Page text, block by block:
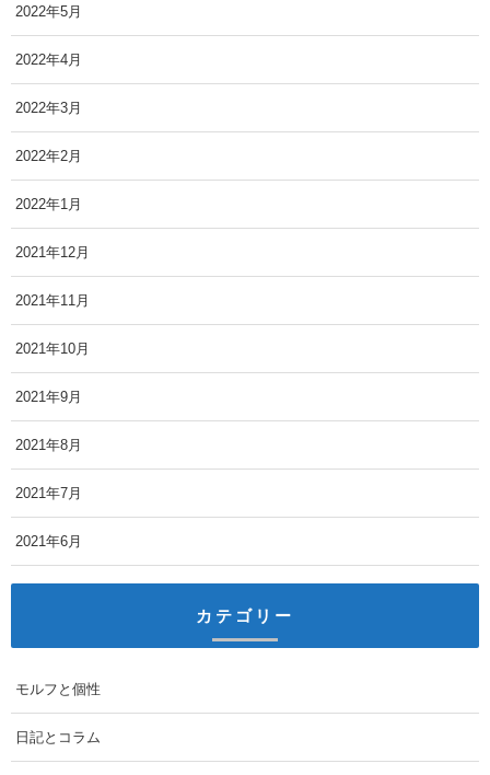
2022年5月
2022年4月
2022年3月
2022年2月
2022年1月
2021年12月
2021年11月
2021年10月
2021年9月
2021年8月
2021年7月
2021年6月
カテゴリー
モルフと個性
日記とコラム